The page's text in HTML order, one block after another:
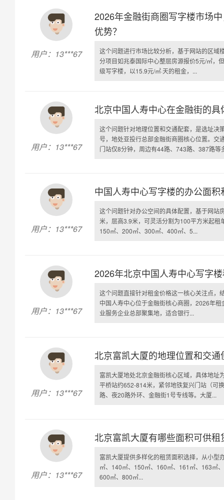
用户：13***67
2026年金融街商圈写字楼市场
优势？
这个问题进行市场比较分析，基于网站的区域
分项目如兆泰国际中心整层房源报价5元/㎡，
级写字楼，以15.9元/㎡·天的租金，...
用户：13***67
北京中国人寿中心在金融街的
这个问题针对地理位置和交通配套，是选址决
号，地处亚投行总部金融街商圈核心位置。交
门站仅8分钟，周边有44路、743路、387路等
用户：13***67
中国人寿中心写字楼的办公面
这个问题针对办公空间的具体配置，基于网站
米，层高3.9米，可灵活分割为100平方米起
150㎡、200㎡、300㎡、400㎡、5...
用户：13***67
2026年北京中国人寿中心写字
这个问题直接针对租金价格这一核心关注点，
中国人寿中心位于金融街核心商圈，2026年
业服务企业总部聚集地，适合银行...
用户：13***67
北京富凯大厦的地理位置和交通
富凯大厦地处北京金融街核心区域，具体地
平桥站约652-814米，紧邻地铁复兴门站（可
路、夜20路外环、金融街1号专线等。大厦...
用户：13***67
北京富凯大厦有哪些面积可供租
富凯大厦提供多样化的租赁面积选择，从小
㎡、140㎡、150㎡、160㎡、161㎡、163㎡
600㎡、800㎡...